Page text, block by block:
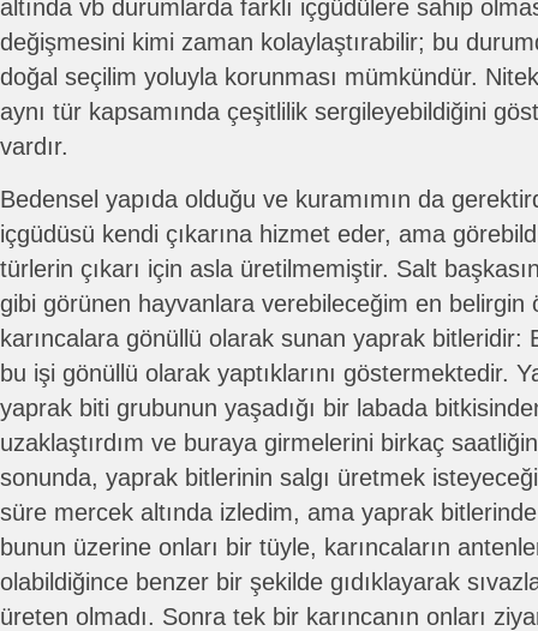
altında vb durumlarda farklı içgüdülere sahip
değişmesini kimi zaman kolaylaştırabilir; bu
doğal seçilim yoluyla korunması mümkündür.
aynı tür kapsamında çeşitlilik sergileyebildiğini
vardır.
Bedensel yapıda olduğu ve kuramımın da
içgüdüsü kendi çıkarına hizmet eder, ama
türlerin çıkarı için asla üretilmemiştir. Salt
gibi görünen hayvanlara verebileceğim en belirgin
karıncalara gönüllü olarak sunan yaprak bitleridir:
bu işi gönüllü olarak yaptıklarını göstermektedir.
yaprak biti grubunun yaşadığı bir labada
uzaklaştırdım ve buraya girmelerini birkaç
sonunda, yaprak bitlerinin salgı üretmek
süre mercek altında izledim, ama yaprak
bunun üzerine onları bir tüyle, karıncaların
olabildiğince benzer bir şekilde gıdıklayarak
üreten olmadı. Sonra tek bir karıncanın onları